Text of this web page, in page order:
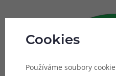
Cookies
Používáme soubory